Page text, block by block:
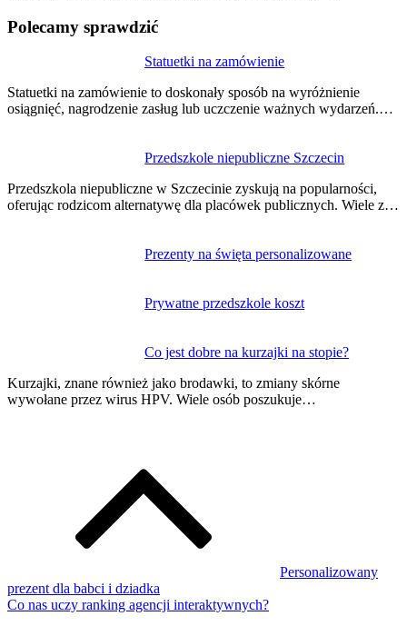
Polecamy sprawdzić
Statuetki na zamówienie
Statuetki na zamówienie to doskonały sposób na wyróżnienie
osiągnięć, nagrodzenie zasług lub uczczenie ważnych wydarzeń.…
Przedszkole niepubliczne Szczecin
Przedszkola niepubliczne w Szczecinie zyskują na popularności,
oferując rodzicom alternatywę dla placówek publicznych. Wiele z…
Prezenty na święta personalizowane
Prywatne przedszkole koszt
Co jest dobre na kurzajki na stopie?
Kurzajki, znane również jako brodawki, to zmiany skórne
wywołane przez wirus HPV. Wiele osób poszukuje…
wpisu
Personalizowany
prezent dla babci i dziadka
Co nas uczy ranking agencji interaktywnych?